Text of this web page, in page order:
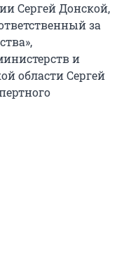
Сергей Донской,
за
и
области Сергей